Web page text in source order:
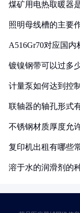
煤矿用电热取暖器
照明母线槽的主要
A516Gr70对应国
镀镍钢带可以过多
计量泵如何达到控
联轴器的轴孔形式
不锈钢材质厚度允
复印机出租有哪些
溶于水的润滑剂的